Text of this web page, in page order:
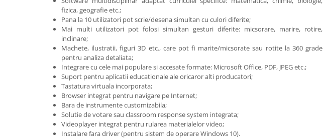
Birotica si Papetarie
Table Scolare,Whiteboard-uri si
Whiteboard-uri
Caiete si Coperte
Lipici si Benzi Adezive
fizica, geografie etc.;
Pana la 10 utilizatori pot scrie/desena simultan cu culori diferite;
Mai multi utilizatori pot folosi simultan gesturi diferite: micsorare, marire, rotire,
inclinare;
Machete, ilustratii, figuri 3D etc., care pot fi marite/micsorate sau rotite la 360 grade
pentru analiza detaliata;
Integrare cu cele mai populare si accesate formate: Microsoft Office, PDF, JPEG etc.;
Suport pentru aplicatii educationale ale oricaror alti producatori;
Tastatura virtuala incorporata;
Browser integrat pentru navigare pe Internet;
Bara de instrumente customizabila;
Solutie de votare sau classroom response system integrata;
Videoplayer integrat pentru rularea materialelor video;
Instalare fara driver (pentru sistem de operare Windows 10).